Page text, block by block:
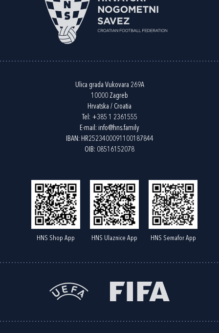
Ulica grada Vukovara 269A
10000 Zagreb
Hrvatska / Croatia
Tel: +385 1 2361555
E-mail: info@hns.family
IBAN: HR2523400091100187844
OIB: 08516152078
HNS Shop App HNS Ulaznice App HNS Semafor App